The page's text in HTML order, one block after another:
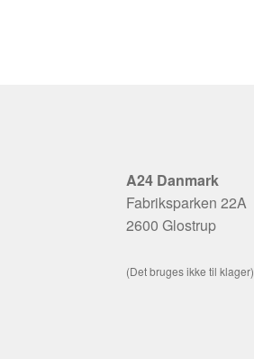
A24 Danmark
Fabriksparken 22A
2600 Glostrup
(Det bruges ikke til klager)